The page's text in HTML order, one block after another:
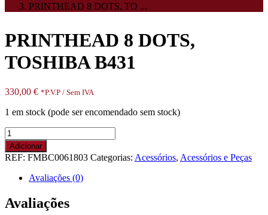
PRINTHEAD 8 DOTS, TO ...
PRINTHEAD 8 DOTS,
TOSHIBA B431
330,00 € *P.V.P / Sem IVA
1 em stock (pode ser encomendado sem stock)
Quantidade
de
PRINTHEAD
8
DOTS,
TOSHIBA
B431
Adicionar
REF: FMBC0061803 Categorias: Acessórios, Acessórios e Peças
Avaliações (0)
Avaliações